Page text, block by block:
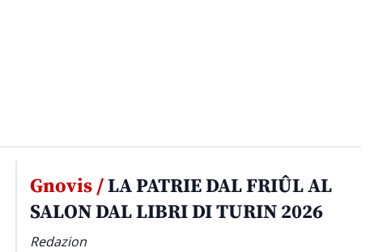
Gnovis /LA PATRIE DAL FRIÛL AL
SALON DAL LIBRI DI TURIN 2026
Redazion